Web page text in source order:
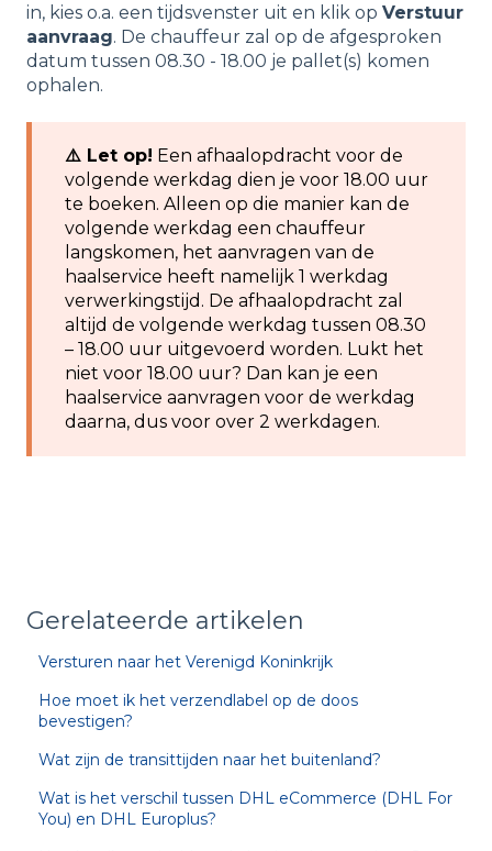
in, kies o.a. een tijdsvenster uit en klik op Verstuur
aanvraag. De chauffeur zal op de afgesproken
datum tussen 08.30 - 18.00 je pallet(s) komen
ophalen.
⚠️ Let op! Een afhaalopdracht voor de
volgende werkdag dien je voor 18.00 uur
te boeken. Alleen op die manier kan de
volgende werkdag een chauffeur
langskomen, het aanvragen van de
haalservice heeft namelijk 1 werkdag
verwerkingstijd. De afhaalopdracht zal
altijd de volgende werkdag tussen 08.30
– 18.00 uur uitgevoerd worden. Lukt het
niet voor 18.00 uur? Dan kan je een
haalservice aanvragen voor de werkdag
daarna, dus voor over 2 werkdagen.
Gerelateerde artikelen
Versturen naar het Verenigd Koninkrijk
Hoe moet ik het verzendlabel op de doos
bevestigen?
Wat zijn de transittijden naar het buitenland?
Wat is het verschil tussen DHL eCommerce (DHL For
You) en DHL Europlus?